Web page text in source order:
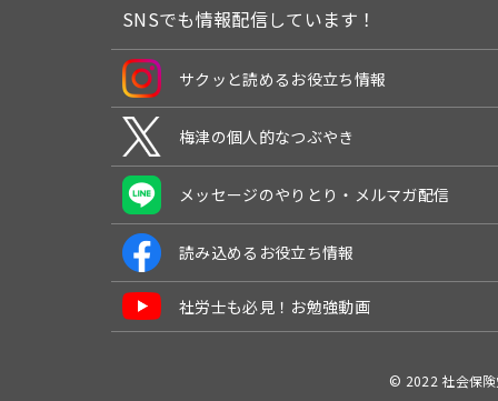
SNSでも情報配信しています！
サクッと読めるお役立ち情報
梅津の個人的なつぶやき
メッセージのやりとり・メルマガ配信
読み込めるお役立ち情報
社労士も必見！お勉強動画
© 2022 社会保